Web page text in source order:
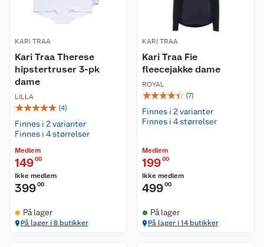
KARI TRAA
Kari Traa Therese
hipstertruser 3-pk
dame
LILLA
☆☆☆☆☆ (4)
Finnes i 2 varianter
Finnes i 4 størrelser
Medlem
14900
Ikke medlem
39900
På lager
På lager i 8 butikker
KARI TRAA
Kari Traa Fie
fleecejakke dame
ROYAL
☆☆☆☆☆ (7)
Finnes i 2 varianter
Finnes i 4 størrelser
Medlem
19900
Ikke medlem
49900
På lager
På lager i 14 butikker